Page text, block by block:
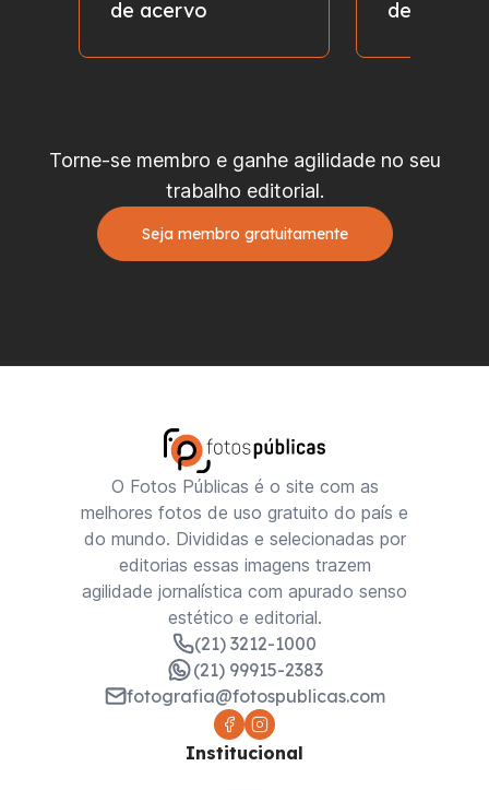
de acervo
de fotos
Torne-se membro e ganhe agilidade no seu
trabalho editorial.
Seja membro gratuitamente
O Fotos Públicas é o site com as
melhores fotos de uso gratuito do país e
do mundo. Divididas e selecionadas por
editorias essas imagens trazem
agilidade jornalística com apurado senso
estético e editorial.
(21) 3212-1000
(21) 99915-2383
fotografia@fotospublicas.com
Institucional